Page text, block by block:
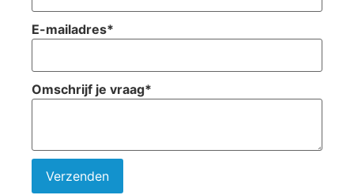
E-mailadres*
Omschrijf je vraag*
Verzenden